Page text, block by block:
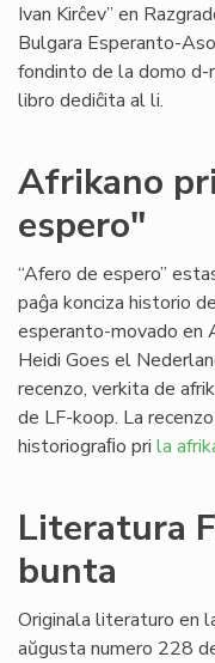
Ivan Kirĉev” en
Bulgara Esperanto-
fondinto de la domo d-
libro dediĉita al li.
Afrikano
espero"
“Afero de espero”
paĝa konciza historio
esperanto-movado en
Heidi Goes el
recenzo, verkita de
de LF-koop. La
historiograﬁo pri la
Literatura
bunta
Originala literaturo en
aŭgusta numero 228